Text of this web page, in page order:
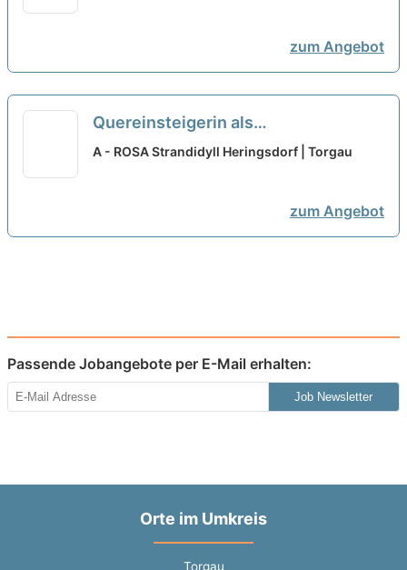
zum Angebot
Quereinsteigerin als
Zugverkehrssteuerer (w/m/d) in
A - ROSA Strandidyll Heringsdorf | Torgau
zum Angebot
Passende Jobangebote per E-Mail erhalten:
Job Newsletter
Orte im Umkreis
Torgau